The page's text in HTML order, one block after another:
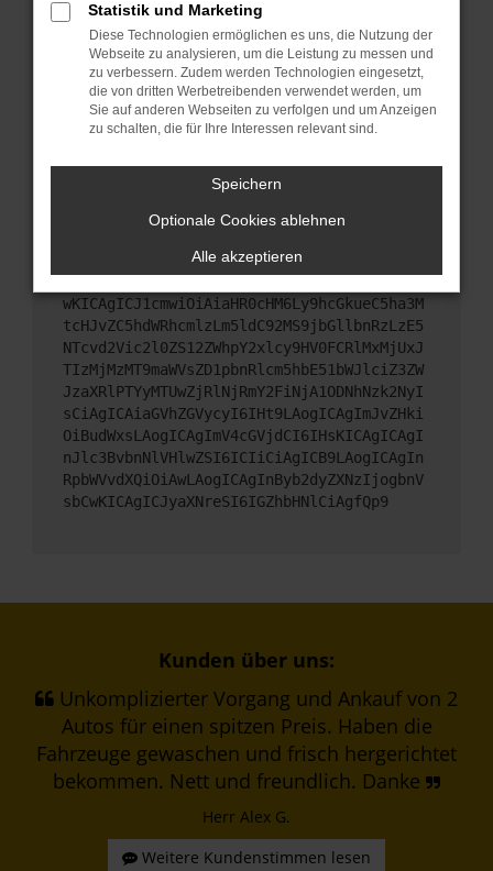
Sicherheitsrisiko, sondern kann auch dazu führen,
dass bestimmte Funktionen nicht mehr
unterstützt werden.
Wende dich an den Webseitenbetreiber.
Wenn du alle oben genannten Schritte versucht
hast, kontaktiere uns bitte. Wir werden versuchen,
das Problem zu beheben. Du kannst uns diesen
Text schicken, um uns bei der Fehlersuche zu
unterstützen:
ewogICJuYW1lIjogIk5ldHdvcmtFcnJvciIsCiAgI
mNvbmZpZyI6IHsKICAgICJtZXRob2QiOiAiR0VUIi
wKICAgICJ1cmwiOiAiaHR0cHM6Ly9hcGkueC5ha3M
tcHJvZC5hdWRhcmlzLm5ldC92MS9jbGllbnRzLzE5
NTcvd2Vic2l0ZS12ZWhpY2xlcy9HV0FCRlMxMjUxJ
TIzMjMzMT9maWVsZD1pbnRlcm5hbE51bWJlciZ3ZW
JzaXRlPTYyMTUwZjRlNjRmY2FiNjA1ODNhNzk2NyI
sCiAgICAiaGVhZGVycyI6IHt9LAogICAgImJvZHki
OiBudWxsLAogICAgImV4cGVjdCI6IHsKICAgICAgI
nJlc3BvbnNlVHlwZSI6ICIiCiAgICB9LAogICAgIn
RpbWVvdXQiOiAwLAogICAgInByb2dyZXNzIjogbnV
sbCwKICAgICJyaXNreSI6IGZhbHNlCiAgfQp9
Kunden über uns:
Unkomplizierter Vorgang und Ankauf von 2
Autos für einen spitzen Preis. Haben die
Fahrzeuge gewaschen und frisch hergerichtet
bekommen. Nett und freundlich. Danke
Herr Alex G.
Weitere Kundenstimmen lesen
Statistik und Marketing
Diese Technologien ermöglichen es uns, die Nutzung der
Webseite zu analysieren, um die Leistung zu messen und
zu verbessern. Zudem werden Technologien eingesetzt,
die von dritten Werbetreibenden verwendet werden, um
Sie auf anderen Webseiten zu verfolgen und um Anzeigen
zu schalten, die für Ihre Interessen relevant sind.
Speichern
Optionale Cookies ablehnen
Alle akzeptieren